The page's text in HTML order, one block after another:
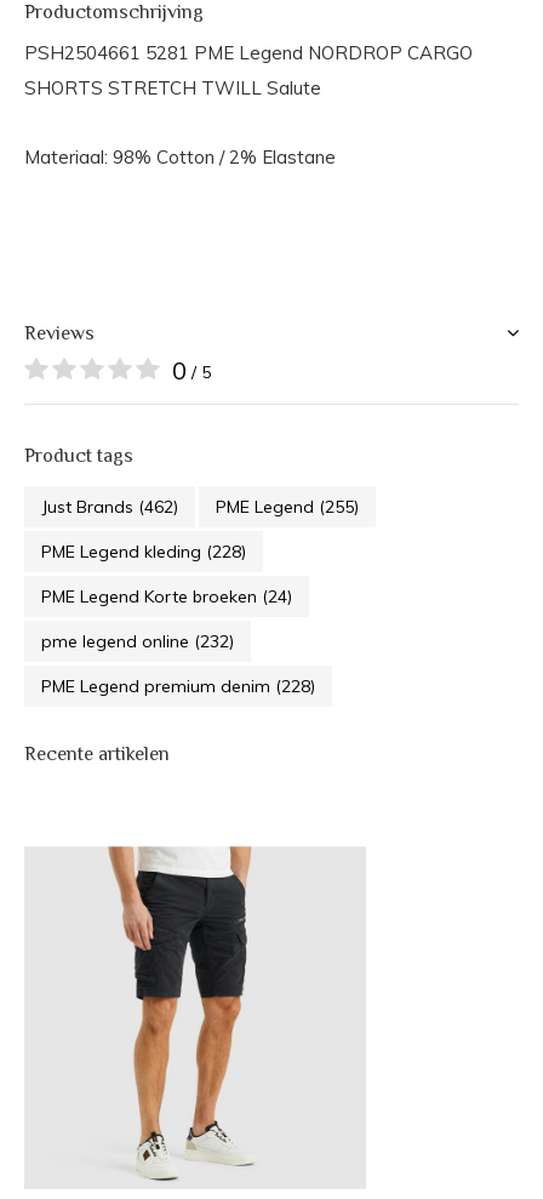
Productomschrijving
PSH2504661 5281 PME Legend NORDROP CARGO
SHORTS STRETCH TWILL Salute
Materiaal: 98% Cotton / 2% Elastane
Reviews
0 / 5
Product tags
Just Brands (462) PME Legend (255)
PME Legend kleding (228)
PME Legend Korte broeken (24)
pme legend online (232)
PME Legend premium denim (228)
Recente artikelen